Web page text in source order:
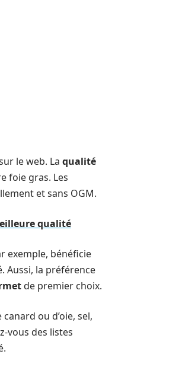
le web. La qualité
foie gras. Les
et sans OGM.
qualité
exemple, bénéficie
Aussi, la préférence
de premier choix.
ou d’oie, sel,
vous des listes